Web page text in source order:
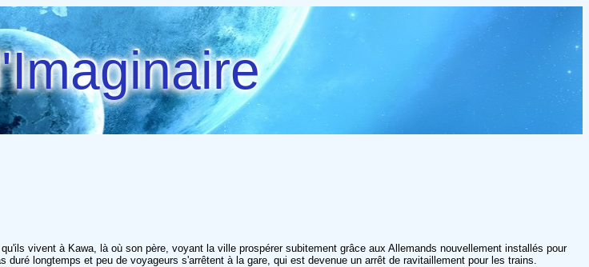
vivent à Kawa, là où son père, voyant la ville prospérer subitement grâce aux Allemands nouvellement installés pour
longtemps et peu de voyageurs s'arrêtent à la gare, qui est devenue un arrêt de ravitaillement pour les trains.